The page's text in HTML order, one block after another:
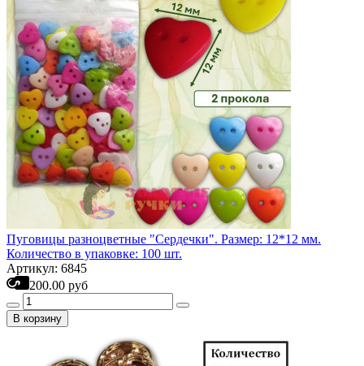
Пуговицы разноцветные "Сердечки". Размер: 12*12 мм.
Количество в упаковке: 100 шт.
Артикул: 6845
200.00 руб
В корзину